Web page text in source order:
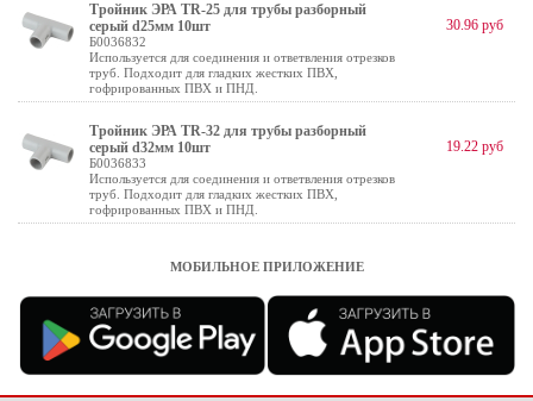
Тройник ЭРА TR-25 для трубы разборный
серый d25мм 10шт
Б0036832
Используется для соединения и ответвления отрезков
труб. Подходит для гладких жестких ПВХ,
гофрированных ПВХ и ПНД.
30.96 руб
Тройник ЭРА TR-32 для трубы разборный
серый d32мм 10шт
Б0036833
Используется для соединения и ответвления отрезков
труб. Подходит для гладких жестких ПВХ,
гофрированных ПВХ и ПНД.
19.22 руб
МОБИЛЬНОЕ ПРИЛОЖЕНИЕ